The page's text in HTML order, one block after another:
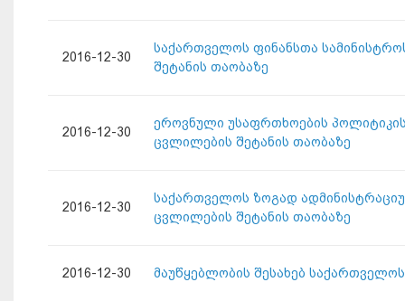
2016-12-30
საქართველოს ფინანსთა
შეტანის თაობაზე
2016-12-30
ეროვნული უსაფრთხოების
ცვლილების შეტანის თაობაზე
2016-12-30
საქართველოს ზოგად
ცვლილების შეტანის თაობაზე
2016-12-30 მაუწყებლობის შესახებ